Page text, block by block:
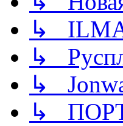
↳ ILMA
↳
↳
↳